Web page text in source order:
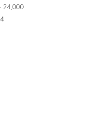
24,000